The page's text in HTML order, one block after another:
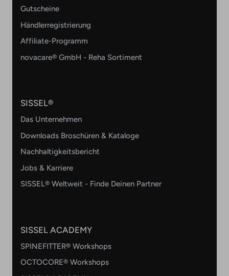
Gutscheine
Händlerregistrierung
Affiliate-Programm
novacare® GmbH - Reha Sortiment
SISSEL®
Das Unternehmen
Downloads Broschüren & Kataloge
Nachhaltigkeitsbericht
Jobs & Karriere
SISSEL® Weltweit - Finde Deinen Partner
SISSEL ACADEMY
SPINEFITTER® Workshops
OCTOCORE® Workshops